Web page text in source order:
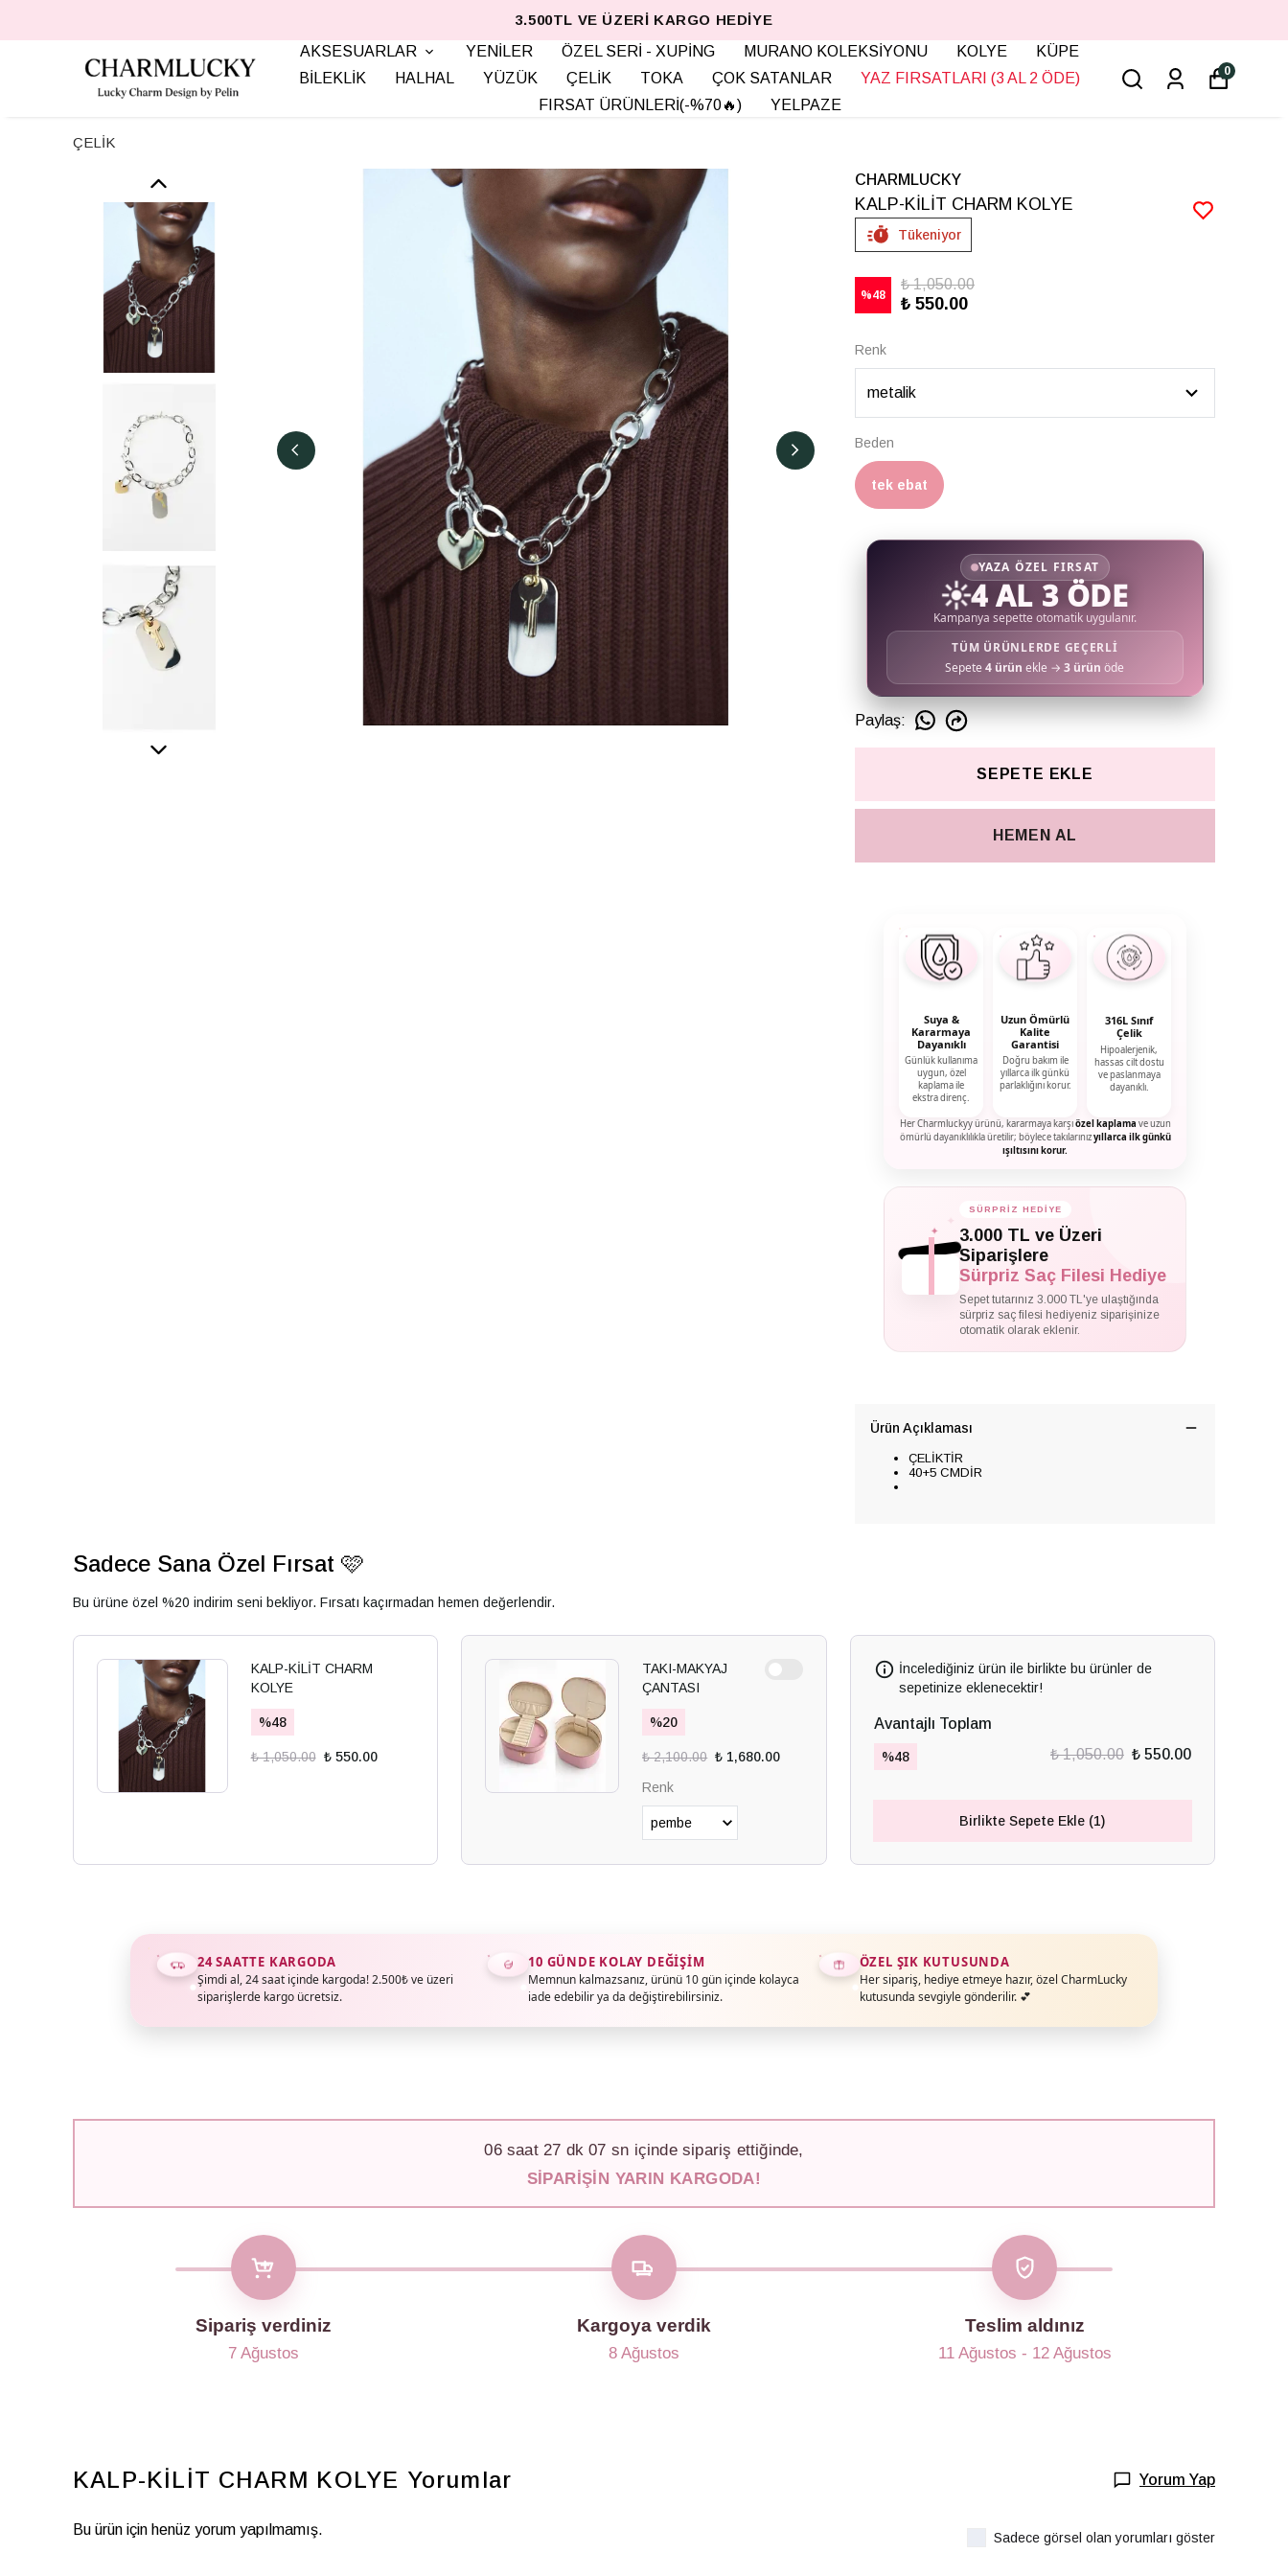
3.500TL VE ÜZERI KARGO HEDIYE
AKSESUARLAR
YENİLER ÖZEL SERİ - XUPİNG MURANO KOLEKSİYONU KOLYE
KÜPE
BİLEKLİK
HALHAL YÜZÜK ÇELİK TOKA ÇOK SATANLAR
YAZ FIRSATLARI (3 AL 2 ÖDE)
FIRSAT ÜRÜNLERİ(-%70🔥)
YELPAZE
0
ÇELİK
CHARMLUCKY
KALP-KİLİT CHARM KOLYE
Tükeniyor
%48
₺ 1,050.00
₺ 550.00
Renk
Beden
tek ebat
YAZA ÖZEL FIRSAT
☀️4 AL 3 ÖDE
Kampanya sepette otomatik uygulanır.
TÜM ÜRÜNLERDE GEÇERLİ
Sepete4 ürün ekle →3 ürün öde
Paylaş:
SEPETE EKLE
HEMEN AL
Suya &
Kararmaya
Dayanıklı
Günlük kullanıma
uygun, özel
kaplama ile
ekstra direnç.
Uzun Ömürlü
Kalite
Garantisi
Doğru bakım ile
yıllarca ilk günkü
parlaklığını korur.
316L Sınıf
Çelik
Hipoalerjenik,
hassas cilt dostu
ve paslanmaya
dayanıklı.
Her Charmluckyy ürünü, kararmaya karşıözel kaplama ve uzun
ömürlü dayanıklılıkla üretilir; böylece takılarınızyıllarca ilk günkü
ışıltısını korur.
✦
SÜRPRİZ HEDİYE
3.000 TL ve Üzeri
Siparişlere
Sürpriz Saç Filesi Hediye
Sepet tutarınız 3.000 TL'ye ulaştığında
sürpriz saç filesi hediyeniz siparişinize
otomatik olarak eklenir.
Ürün Açıklaması
ÇELİKTİR
40+5 CMDİR
Sadece Sana Özel Fırsat 🩷
Bu ürüne özel %20 indirim seni bekliyor. Fırsatı kaçırmadan hemen değerlendir.
KALP-KİLİT CHARM
KOLYE
%48
₺ 1,050.00 ₺ 550.00
TAKI-MAKYAJ
ÇANTASI
%20
₺ 2,100.00 ₺ 1,680.00
Renk
İncelediğiniz ürün ile birlikte bu ürünler de
sepetinize eklenecektir!
Avantajlı Toplam
%48 ₺ 1,050.00 ₺ 550.00
Birlikte Sepete Ekle (1)
24 SAATTE KARGODA
Şimdi al, 24 saat içinde kargoda! 2.500₺ ve üzeri
siparişlerde kargo ücretsiz.
10 GÜNDE KOLAY DEĞIŞIM
Memnun kalmazsanız, ürünü 10 gün içinde kolayca
iade edebilir ya da değiştirebilirsiniz.
ÖZEL ŞIK KUTUSUNDA
Her sipariş, hediye etmeye hazır, özel CharmLucky
kutusunda sevgiyle gönderilir. 💕
06saat 27 dk04 sn içinde sipariş ettiğinde,
SIPARIŞIN YARIN KARGODA!
Sipariş verdiniz
7 Ağustos
Kargoya verdik
8 Ağustos
Teslim aldınız
11 Ağustos - 12 Ağustos
KALP-KİLİT CHARM KOLYE Yorumlar Yorum Yap
Bu ürün için henüz yorum yapılmamış. Sadece görsel olan yorumları göster